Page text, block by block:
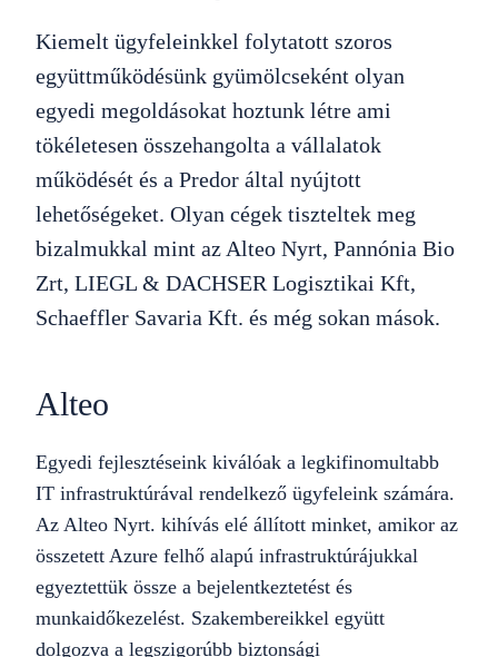
Kiemelt ügyfeleinkkel folytatott szoros
együttműködésünk gyümölcseként olyan
egyedi megoldásokat hoztunk létre ami
tökéletesen összehangolta a vállalatok
működését és a Predor által nyújtott
lehetőségeket. Olyan cégek tiszteltek meg
bizalmukkal mint az Alteo Nyrt, Pannónia Bio
Zrt, LIEGL & DACHSER Logisztikai Kft,
Schaeffler Savaria Kft. és még sokan mások.
Alteo
Egyedi fejlesztéseink kiválóak a legkifinomultabb
IT infrastruktúrával rendelkező ügyfeleink számára.
Az Alteo Nyrt. kihívás elé állított minket, amikor az
összetett Azure felhő alapú infrastruktúrájukkal
egyeztettük össze a bejelentkeztetést és
munkaidőkezelést. Szakembereikkel együtt
dolgozva a legszigorúbb biztonsági